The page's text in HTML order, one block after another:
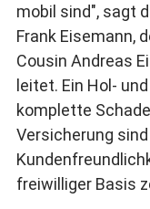
mobil sind", sagt
Frank Eisemann,
Cousin Andreas
leitet. Ein Hol-
komplette
Versicherung
freiwilliger Basis